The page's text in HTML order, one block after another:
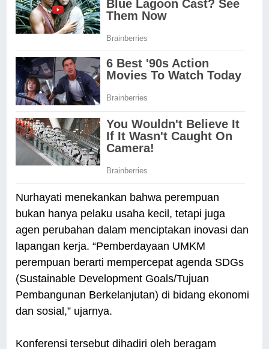
Nurhayati menekankan bahwa perempuan
bukan hanya pelaku usaha kecil, tetapi juga
agen perubahan dalam menciptakan inovasi dan
lapangan kerja. “Pemberdayaan UMKM
perempuan berarti mempercepat agenda SDGs
(Sustainable Development Goals/Tujuan
Pembangunan Berkelanjutan) di bidang ekonomi
dan sosial,” ujarnya.
Konferensi tersebut dihadiri oleh beragam